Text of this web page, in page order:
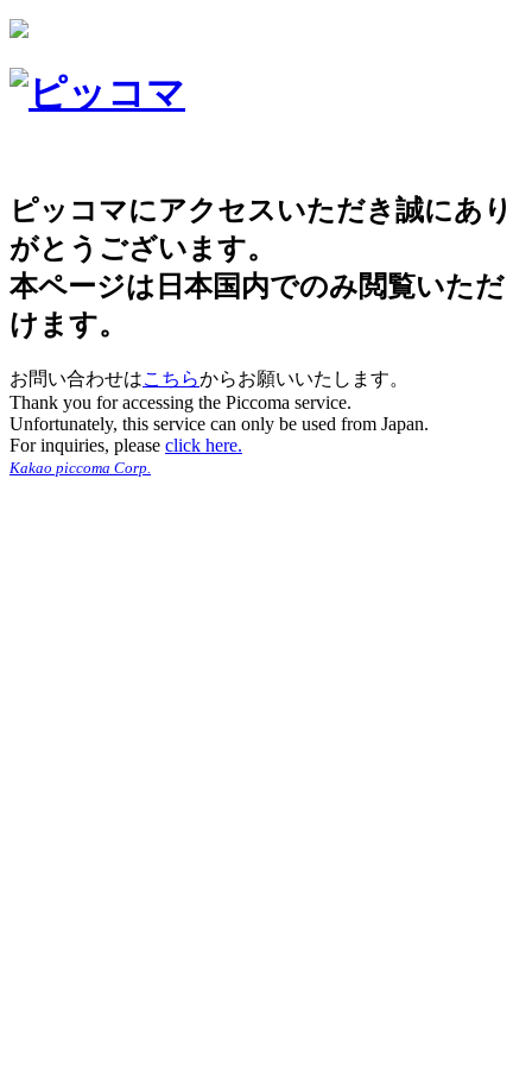
ピッコマにアクセスいただき誠にあり
がとうございます。
本ページは日本国内でのみ閲覧いただ
けます。
お問い合わせはこちらからお願いいたします。
Thank you for accessing the Piccoma service.
Unfortunately, this service can only be used from Japan.
For inquiries, please click here.
Kakao piccoma Corp.